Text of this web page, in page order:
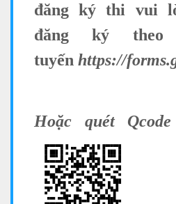
đăng ký thi vui
đăng ký
tuyến https://
Hoặc quét